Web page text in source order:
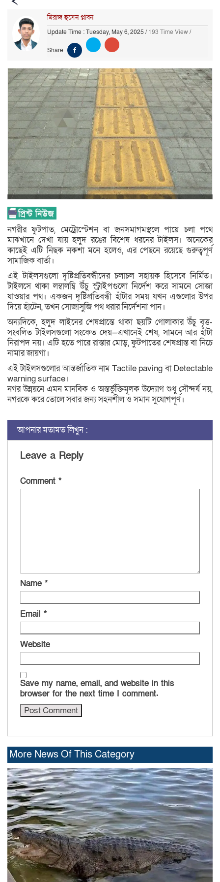
মিরাজ হুসেন প্লাবন
Update Time : Tuesday, May 6, 2025 /193 Time View/
Share
নগরীর ফুটপাত, মেট্রোস্টেশন বা জনসমাগমস্থলে পায়ে চলা পথে
মাঝখানে দেখা যায় হলুদ রঙের বিশেষ ধরনের টাইলস। অনেকের
কাছেই এটি নিছক নকশা মনে হলেও, এর পেছনে রয়েছে গুরুত্বপূর্ণ
সামাজিক বার্তা।
এই টাইলসগুলো দৃষ্টিপ্রতিবন্ধীদের চলাচল সহায়ক হিসেবে নির্মিত।
টাইলসে থাকা লম্বালম্বি উঁচু স্ট্রাইপগুলো নির্দেশ করে সামনে সোজা
যাওয়ার পথ। একজন দৃষ্টিপ্রতিবন্ধী হাঁটার সময় যখন এগুলোর উপর
দিয়ে হাঁটেন, তখন সোজাসুজি পথ ধরার নির্দেশনা পান।
অন্যদিকে, হলুদ লাইনের শেষপ্রান্তে থাকা ছয়টি গোলাকার উঁচু বৃত্ত-
সংবলিত টাইলসগুলো সংকেত দেয়—এখানেই শেষ, সামনে আর হাঁটা
নিরাপদ নয়। এটি হতে পারে রাস্তার মোড়, ফুটপাতের শেষপ্রান্ত বা নিচে
নামার জায়গা।
এই টাইলসগুলোর আন্তর্জাতিক নাম Tactile paving বা Detectable
warning surface।
নগর উন্নয়নে এমন মানবিক ও অন্তর্ভুক্তিমূলক উদ্যোগ শুধু সৌন্দর্য নয়,
নগরকে করে তোলে সবার জন্য সহনশীল ও সমান সুযোগপূর্ণ।
আপনার মতামত লিখুন :
Leave a Reply
Comment *
Name *
Email *
Website
Save my name, email, and website in this
browser for the next time I comment.
More News Of This Category